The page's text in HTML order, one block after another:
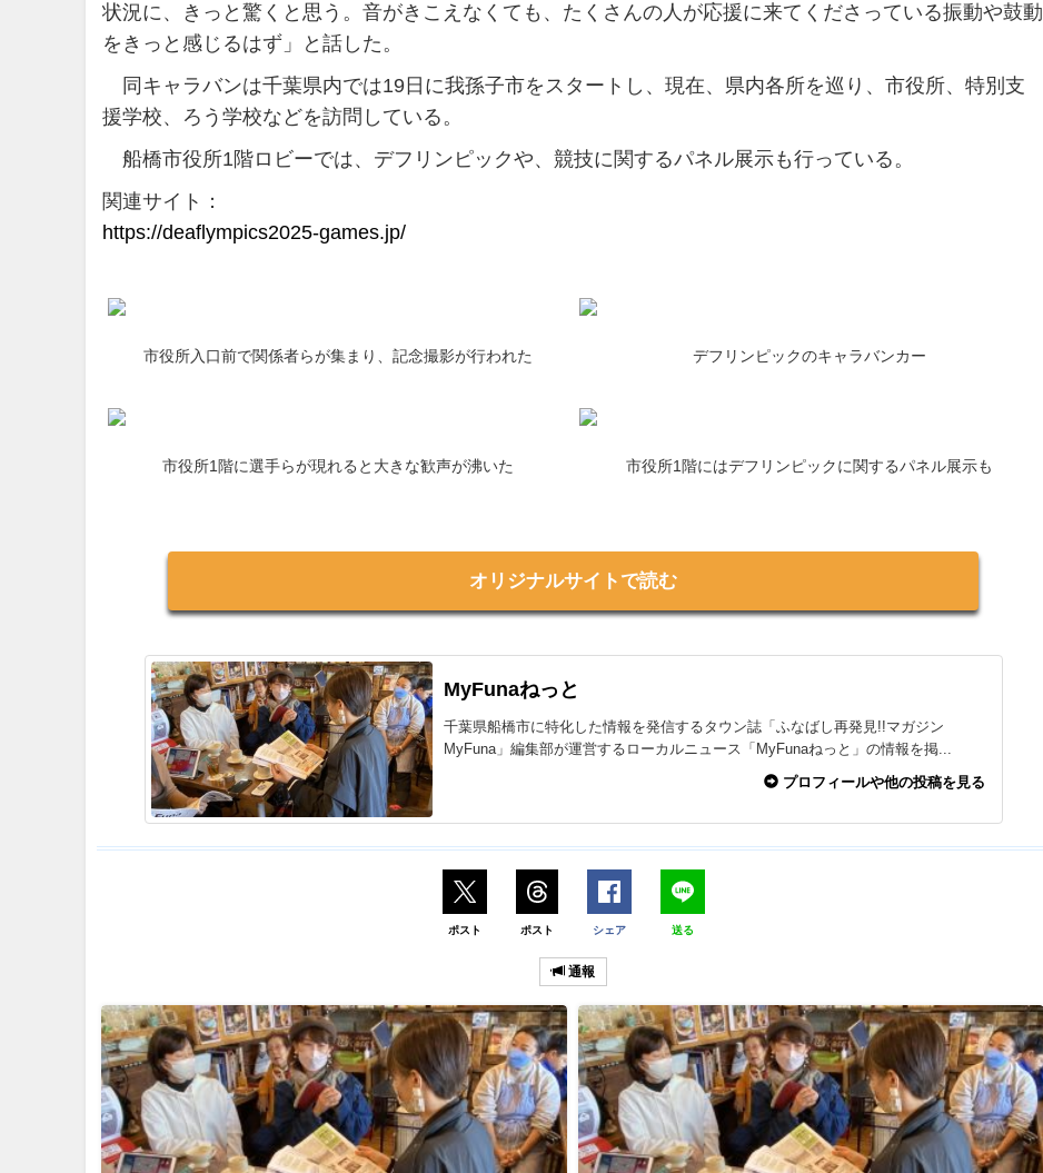
状況に、きっと驚くと思う。音がきこえなくても、たくさんの人が応援に来てくださっている振動や鼓動
をきっと感じるはず」と話した。
同キャラバンは千葉県内では19日に我孫子市をスタートし、現在、県内各所を巡り、市役所、特別支
援学校、ろう学校などを訪問している。
船橋市役所1階ロビーでは、デフリンピックや、競技に関するパネル展示も行っている。
関連サイト：
https://deaflympics2025-games.jp/
市役所入口前で関係者らが集まり、記念撮影が行われた デフリンピックのキャラバンカー
市役所1階に選手らが現れると大きな歓声が沸いた 市役所1階にはデフリンピックに関するパネル展示も
オリジナルサイトで読む
MyFunaねっと
千葉県船橋市に特化した情報を発信するタウン誌「ふなばし再発見!!マガジン
MyFuna」編集部が運営するローカルニュース「MyFunaねっと」の情報を掲...
プロフィールや他の投稿を見る
ポスト ポスト シェア 送る
通報